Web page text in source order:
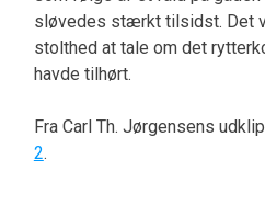
sløvedes stærkt tilsidst. Det
stolthed at tale om det
havde tilhørt.
Fra Carl Th. Jørgensens
2.